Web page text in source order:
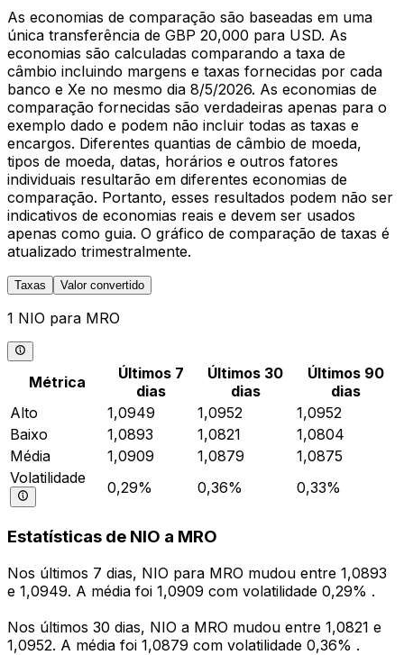
As economias de comparação são baseadas em uma
única transferência de GBP 20,000 para USD. As
economias são calculadas comparando a taxa de
câmbio incluindo margens e taxas fornecidas por cada
banco e Xe no mesmo dia 8/5/2026. As economias de
comparação fornecidas são verdadeiras apenas para o
exemplo dado e podem não incluir todas as taxas e
encargos. Diferentes quantias de câmbio de moeda,
tipos de moeda, datas, horários e outros fatores
individuais resultarão em diferentes economias de
comparação. Portanto, esses resultados podem não ser
indicativos de economias reais e devem ser usados
apenas como guia. O gráfico de comparação de taxas é
atualizado trimestralmente.
Taxas Valor convertido
1 NIO para MRO
Métrica
Últimos 7
dias
Últimos 30
dias
Últimos 90
dias
Alto
1,0949 1,0952
1,0952
Baixo
1,0893 1,0821
1,0804
Média
1,0909 1,0879
1,0875
Volatilidade
0,29% 0,36% 0,33%
Estatísticas de NIO a MRO
Nos últimos 7 dias, NIO para MRO mudou entre 1,0893
e 1,0949. A média foi 1,0909 com volatilidade 0,29% .
Nos últimos 30 dias, NIO a MRO mudou entre 1,0821 e
1,0952. A média foi 1,0879 com volatilidade 0,36% .